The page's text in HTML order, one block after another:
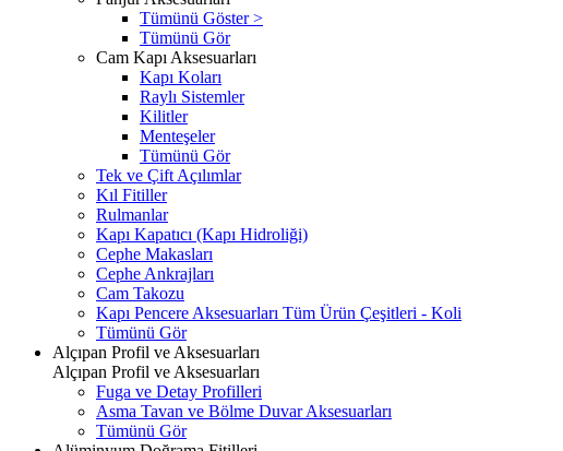
Tümünü Göster >
Tümünü Gör
Cam Kapı Aksesuarları
Kapı Koları
Raylı Sistemler
Kilitler
Menteşeler
Tümünü Gör
Tek ve Çift Açılımlar
Kıl Fitiller
Rulmanlar
Kapı Kapatıcı (Kapı Hidroliği)
Cephe Makasları
Cephe Ankrajları
Cam Takozu
Kapı Pencere Aksesuarları Tüm Ürün Çeşitleri - Koli
Tümünü Gör
Alçıpan Profil ve Aksesuarları
Alçıpan Profil ve Aksesuarları
Fuga ve Detay Profilleri
Asma Tavan ve Bölme Duvar Aksesuarları
Tümünü Gör